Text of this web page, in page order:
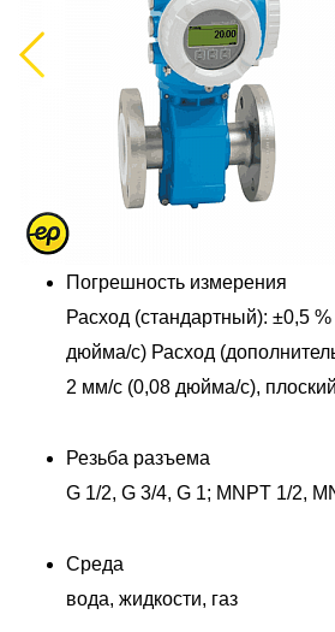
Previous
Погрешность измерения
Расход (стандартный): ±0,5
дюйма/с) Расход
2 мм/с (0,08 дюйма/с), плоский
Резьба разъема
G 1/2, G 3/4, G 1; MNPT 1/2,
Среда
вода, жидкости, газ